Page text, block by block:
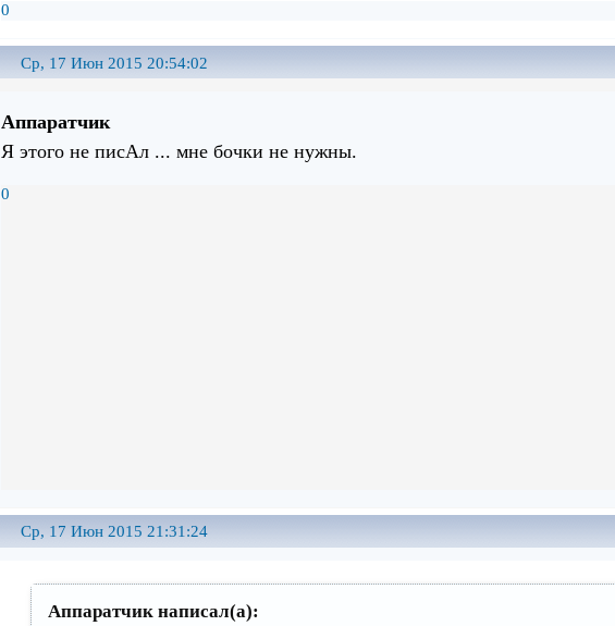
0
Ср, 17 Июн 2015 20:54:02
Аппаратчик
Я этого не писАл ... мне бочки не нужны.
0
Ср, 17 Июн 2015 21:31:24
Аппаратчик написал(а):